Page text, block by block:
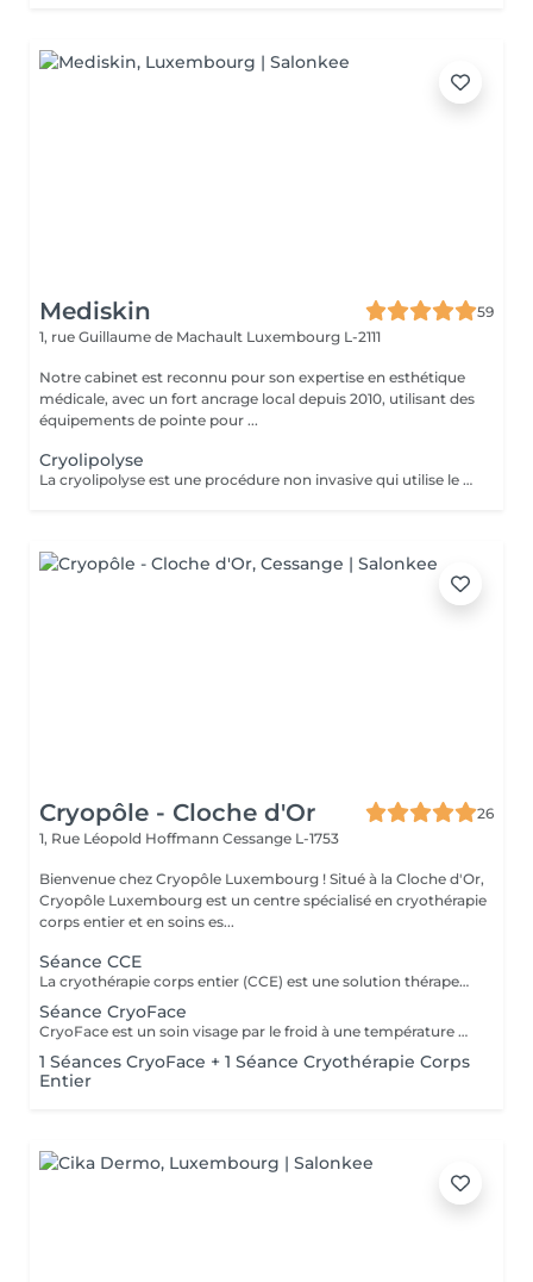
Mediskin
59
1, rue Guillaume de Machault Luxembourg L-2111
Notre cabinet est reconnu pour son expertise en esthétique
médicale, avec un fort ancrage local depuis 2010, utilisant des
équipements de pointe pour ...
Cryolipolyse
La cryolipolyse est une procédure non invasive qui utilise le froid pour détruire les cellules graisseuses localisées. Pendant le traitement, un applicateur refroidit les cellules graisseuses à des températures très basses, ce qui entraîne leur cristallisation et leur élimination progressive par le système lymphatique. Avantages : -Réduction des amas graisseux résistants au sport et aux régimes. -Procédure non invasive sans chirurgie ni anesthésie. Adaptabilité : -La cryolipolyse convient à tous les types de peau. Contre-indications : -Déconseillé aux femmes enceintes. Lors de la première séance, nous établirons ensemble vos objectifs et déterminerons le type de soin le plus adapté à votre peau. Pour toute question, contactez-nous ou réservez un rendez-vous conseil gratuit.
Cryopôle - Cloche d'Or
26
1, Rue Léopold Hoffmann Cessange L-1753
Bienvenue chez Cryopôle Luxembourg ! Situé à la Cloche d'Or,
Cryopôle Luxembourg est un centre spécialisé en cryothérapie
corps entier et en soins es...
Séance CCE
La cryothérapie corps entier (CCE) est une solution thérapeutique non médicamenteuse par le froid. Elle utilise l'action du froid en produisant un effet antalgique et anti-inflammatoire sur tout le corps dans de nombreux domaines : médical, sportif, bien-être et esthétique. Cures de 5, 12, 20, 60 et 100 séances disponibles.
Séance CryoFace
CryoFace est un soin visage par le froid à une température de -78°C sèche et confortable. Cette technique douce et naturelle vient stimuler tous les récepteurs de la peau. Cure de 10 séances disponible.
1 Séances CryoFace + 1 Séance Cryothérapie Corps
Entier